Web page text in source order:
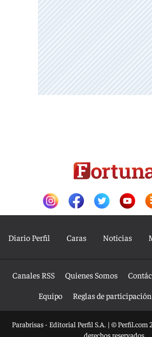
Diario Perfil Caras Noticias
Canales RSS Quienes Somos
Equipo
Reglas de participación
Parabrisas - Editorial Perfil S.A. | © Perfil.com
derechos reservados.